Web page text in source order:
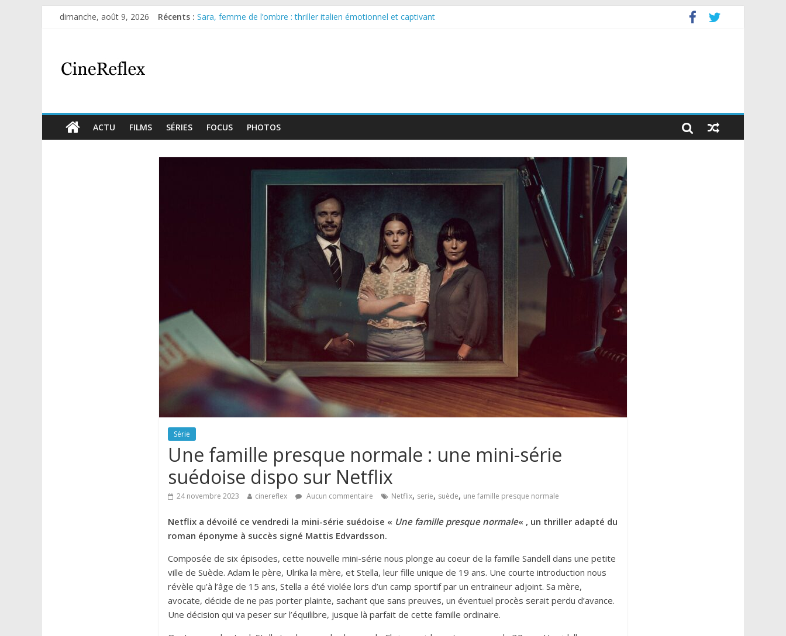
dimanche, août 9, 2026 Récents : Sara, femme de l’ombre : thriller italien émotionnel et captivant
ACTU FILMS SÉRIES FOCUS PHOTOS
Série
Une famille presque normale : une mini-série
suédoise dispo sur Netflix
24 novembre 2023 cinereflex Aucun commentaire Netflix, serie, suède, une famille presque normale
Netflix a dévoilé ce vendredi la mini-série suédoise « Une famille presque normale« , un thriller adapté du
roman éponyme à succès signé Mattis Edvardsson.
Composée de six épisodes, cette nouvelle mini-série nous plonge au coeur de la famille Sandell dans une petite
ville de Suède. Adam le père, Ulrika la mère, et Stella, leur fille unique de 19 ans. Une courte introduction nous
révèle qu’à l’âge de 15 ans, Stella a été violée lors d’un camp sportif par un entraineur adjoint. Sa mère,
avocate, décide de ne pas porter plainte, sachant que sans preuves, un éventuel procès serait perdu d’avance.
Une décision qui va peser sur l’équilibre, jusque là parfait de cette famille ordinaire.